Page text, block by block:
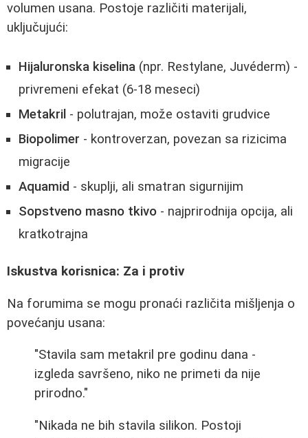
volumen usana. Postoje različiti materijali,
uključujući:
Hijaluronska kiselina (npr. Restylane, Juvéderm) -
privremeni efekat (6-18 meseci)
Metakril - polutrajan, može ostaviti grudvice
Biopolimer - kontroverzan, povezan sa rizicima
migracije
Aquamid - skuplji, ali smatran sigurnijim
Sopstveno masno tkivo - najprirodnija opcija, ali
kratkotrajna
Iskustva korisnica: Za i protiv
Na forumima se mogu pronaći različita mišljenja o
povećanju usana:
"Stavila sam metakril pre godinu dana -
izgleda savršeno, niko ne primeti da nije
prirodno."
"Nikada ne bih stavila silikon. Postoji